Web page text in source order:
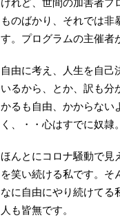
けれど、世間の加害者プ
ものばかり、それでは非
す。プログラムの主催者
自由に考え、人生を自己
いるから、とか、訳も分
かるも自由、かからない
く、・・心はすでに奴隷。
ほんとにコロナ騒動で見
を笑い続ける私です。そ
なに自由にやり続けてる
人も皆無です。